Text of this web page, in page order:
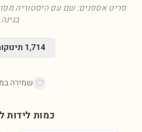
פריט אספנים: שם עם היסטוריה
בגינה
1,714
שמירה
כמות לידות